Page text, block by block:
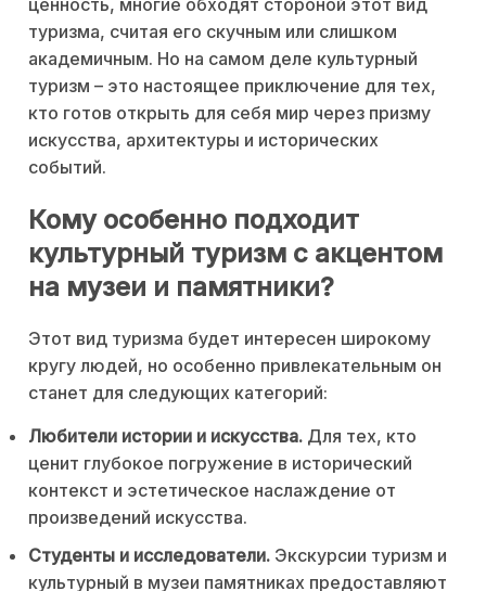
ценность, многие обходят стороной этот вид
туризма, считая его скучным или слишком
академичным. Но на самом деле культурный
туризм – это настоящее приключение для тех,
кто готов открыть для себя мир через призму
искусства, архитектуры и исторических
событий.
Кому особенно подходит
культурный туризм с акцентом
на музеи и памятники?
Этот вид туризма будет интересен широкому
кругу людей, но особенно привлекательным он
станет для следующих категорий:
Любители истории и искусства. Для тех, кто
ценит глубокое погружение в исторический
контекст и эстетическое наслаждение от
произведений искусства.
Студенты и исследователи. Экскурсии туризм и
культурный в музеи памятниках предоставляют